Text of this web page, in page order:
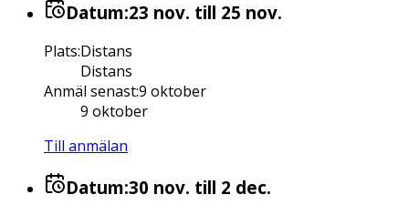
Datum:23 nov. till 25 nov.
Plats:Distans
Distans
Anmäl senast:9 oktober
9 oktober
Till anmälan
Datum:30 nov. till 2 dec.